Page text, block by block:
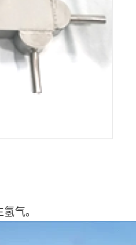
气。